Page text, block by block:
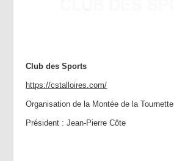
Club des Sports
https://cstalloires.com/
Organisation de la Montée de la Tournette
Président : Jean-Pierre Côte